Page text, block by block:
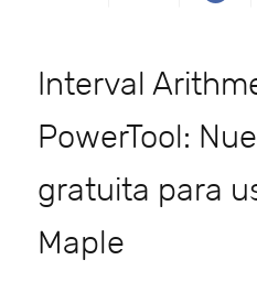
Interval
PowerTool:
gratuita para
Maple